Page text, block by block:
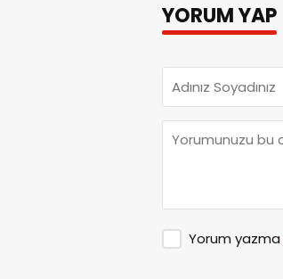
YORUM YAP
Yorum yazma